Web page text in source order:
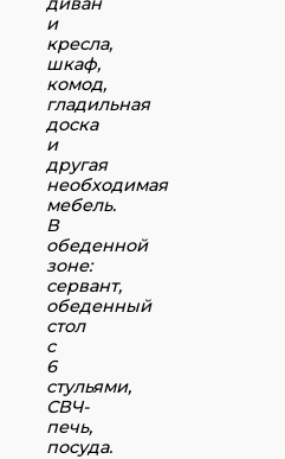
и
кресла,
шкаф,
комод,
гладильная
доска
и
другая
необходимая
мебель.
В
обеденной
зоне:
сервант,
обеденный
стол
с
6
стульями,
СВЧ-
печь,
посуда.